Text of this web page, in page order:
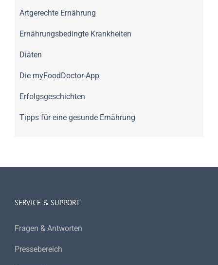
Artgerechte Ernährung
Ernährungsbedingte Krankheiten
Diäten
Die myFoodDoctor-App
Erfolgsgeschichten
Tipps für eine gesunde Ernährung
SERVICE & SUPPORT
Fragen & Antworten
Pressebereich